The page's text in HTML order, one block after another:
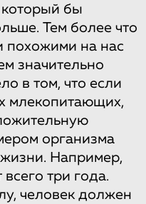
который бы
Тем более что
похожими на нас
значительно
в том, что если
млекопитающих,
организма
Например,
три года.
человек должен